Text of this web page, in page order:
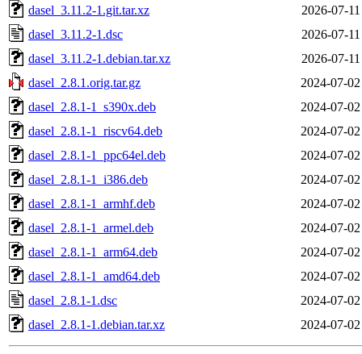
dasel_3.11.2-1.git.tar.xz
2026-07-
dasel_3.11.2-1.dsc
2026-07-
dasel_3.11.2-1.debian.tar.xz
2026-07-
dasel_2.8.1.orig.tar.gz
2024-07-
dasel_2.8.1-1_s390x.deb
2024-07-
dasel_2.8.1-1_riscv64.deb
2024-07-
dasel_2.8.1-1_ppc64el.deb
2024-07-
dasel_2.8.1-1_i386.deb
2024-07-
dasel_2.8.1-1_armhf.deb
2024-07-
dasel_2.8.1-1_armel.deb
2024-07-
dasel_2.8.1-1_arm64.deb
2024-07-
dasel_2.8.1-1_amd64.deb
2024-07-
dasel_2.8.1-1.dsc
2024-07-
dasel_2.8.1-1.debian.tar.xz
2024-07-